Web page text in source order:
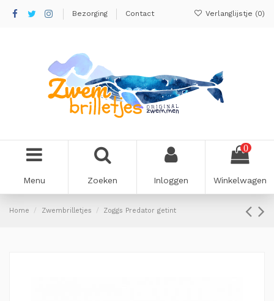
Bezorging Contact Verlanglijstje (0)
Menu Zoeken Inloggen
0
Winkelwagen
Home Zwembrilletjes Zoggs Predator getint